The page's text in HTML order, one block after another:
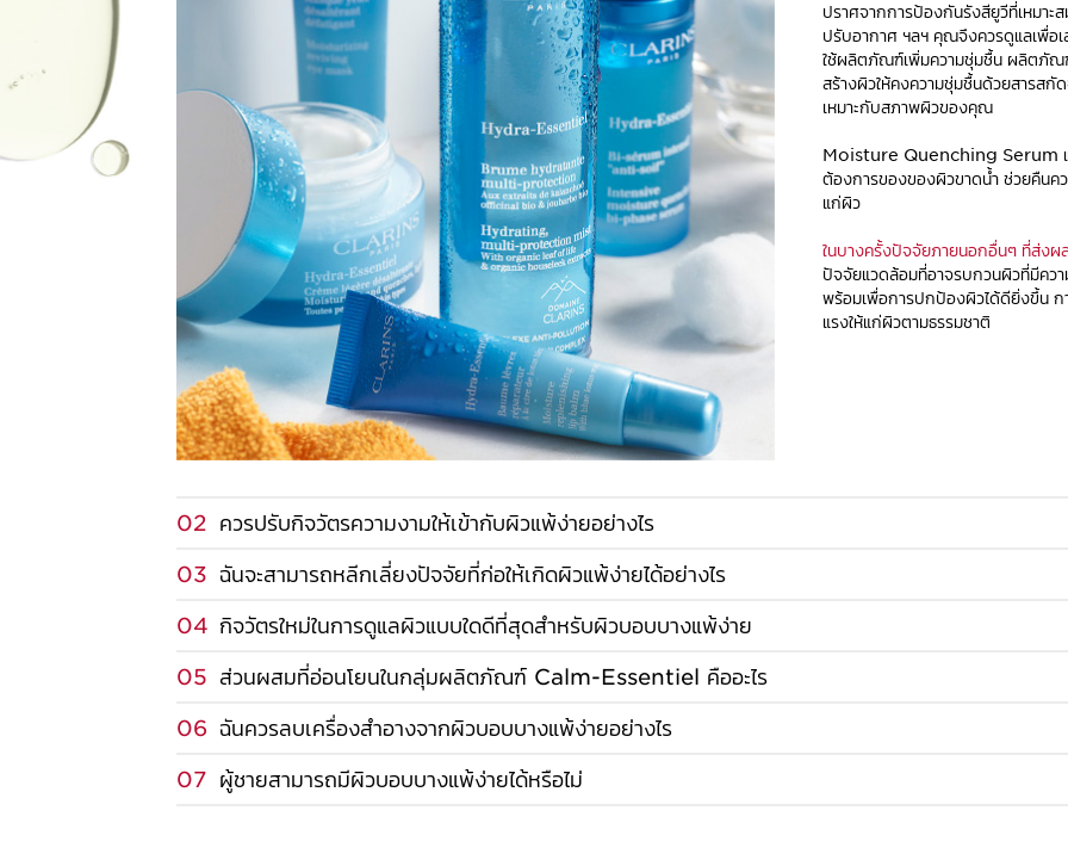
ปราศจากการป้องกันรังสียูวีที่เหมาะ
ปรับอากาศ ฯลฯ คุณจึงควรดูแลเพื่อเ
ใช้ผลิตภัณฑ์เพิ่มความชุ่มชื้น ผลิตภัณ
สร้างผิวให้คงความชุ่มชื้นด้วยสารสกั
เหมาะกับสภาพผิวของคุณ
Moisture Quenching Serum แ
ต้องการของของผิวขาดน้ำ ช่วยคืนคว
แก่ผิว
ในบางครั้งปัจจัยภายนอกอื่นๆ ที่ส่งผ
ปัจจัยแวดล้อมที่อาจรบกวนผิวที่มีคว
พร้อมเพื่อการปกป้องผิวได้ดียิ่งขึ้น ก
แรงให้แก่ผิวตามธรรมชาติ
02 ควรปรับกิจวัตรความงามให้เข้ากับผิวแพ้ง่ายอย่างไร
03 ฉันจะสามารถหลีกเลี่ยงปัจจัยที่ก่อให้เกิดผิวแพ้ง่ายได้อย่างไร
04 กิจวัตรใหม่ในการดูแลผิวแบบใดดีที่สุดสำหรับผิวบอบบางแพ้ง่าย
05 ส่วนผสมที่อ่อนโยนในกลุ่มผลิตภัณฑ์ Calm-Essentiel คืออะไร
06 ฉันควรลบเครื่องสำอางจากผิวบอบบางแพ้ง่ายอย่างไร
07 ผู้ชายสามารถมีผิวบอบบางแพ้ง่ายได้หรือไม่